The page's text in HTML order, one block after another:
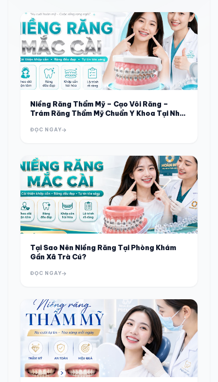
Niềng Răng Thẩm Mỹ – Cạo Vôi Răng –
Trám Răng Thẩm Mỹ Chuẩn Y Khoa Tại Nha
ĐỌC NGAY
Tại Sao Nên Niềng Răng Tại Phòng Khám
Gần Xã Trà Cú?
ĐỌC NGAY